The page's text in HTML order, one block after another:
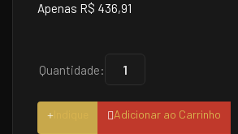
Apenas R$ 436,91
Quantidade:
Adicionar ao Carrinho